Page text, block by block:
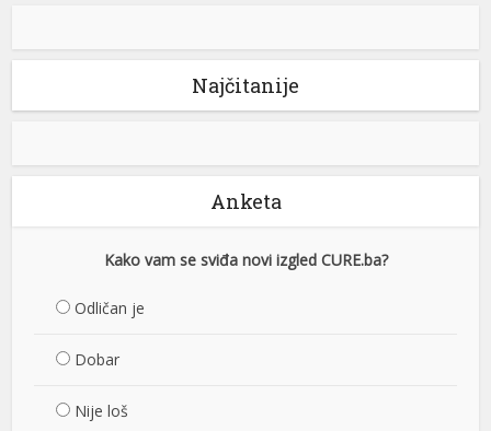
Najčitanije
Anketa
Kako vam se sviđa novi izgled CURE.ba?
Odličan je
Dobar
Nije loš